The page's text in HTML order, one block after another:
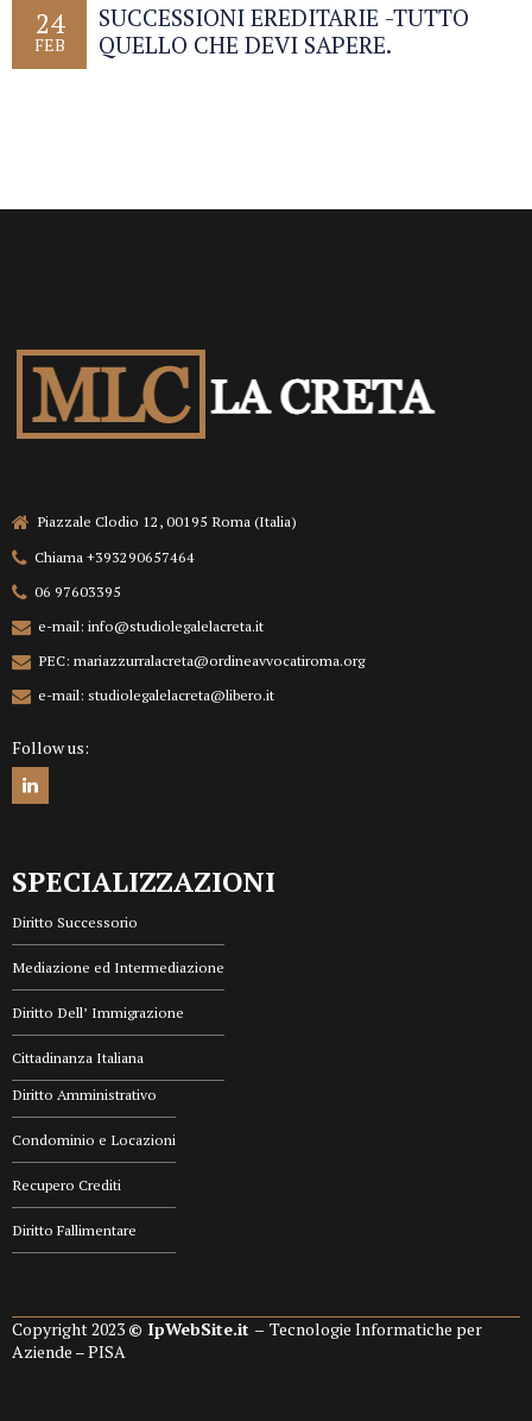
24
FEB
SUCCESSIONI EREDITARIE -TUTTO
QUELLO CHE DEVI SAPERE.
Piazzale Clodio 12, 00195 Roma (Italia)
Chiama +393290657464
06 97603395
e-mail: info@studiolegalelacreta.it
PEC: mariazzurralacreta@ordineavvocatiroma.org
e-mail: studiolegalelacreta@libero.it
Follow us:
SPECIALIZZAZIONI
Diritto Successorio
Mediazione ed Intermediazione
Diritto Dell’ Immigrazione
Cittadinanza Italiana
Diritto Amministrativo
Condominio e Locazioni
Recupero Crediti
Diritto Fallimentare
Copyright 2023 © IpWebSite.it – Tecnologie Informatiche per
Aziende – PISA